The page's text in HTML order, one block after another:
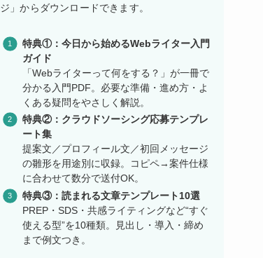
ジ」からダウンロードできます。
特典①：今日から始めるWebライター入門
ガイド
「Webライターって何をする？」が一冊で
分かる入門PDF。必要な準備・進め方・よ
くある疑問をやさしく解説。
特典②：クラウドソーシング応募テンプレ
ート集
提案文／プロフィール文／初回メッセージ
の雛形を用途別に収録。コピペ→案件仕様
に合わせて数分で送付OK。
特典③：読まれる文章テンプレート10選
PREP・SDS・共感ライティングなど“すぐ
使える型”を10種類。見出し・導入・締め
まで例文つき。